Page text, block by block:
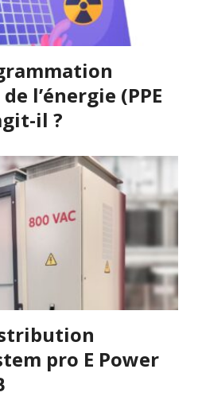
l’énergie (PPE
il ?
pro E Power